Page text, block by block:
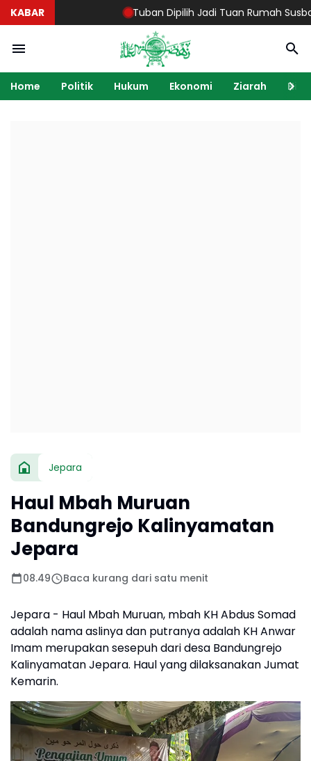
KABAR Tuban Dipilih Jadi Tuan Rumah Susbalan
Home Politik Hukum Ekonomi Ziarah
Jepara
Haul Mbah Muruan
Bandungrejo Kalinyamatan
Jepara
08.49 Baca kurang dari satu menit
Jepara - Haul Mbah Muruan, mbah KH Abdus Somad
adalah nama aslinya dan putranya adalah KH Anwar
Imam merupakan sesepuh dari desa Bandungrejo
Kalinyamatan Jepara. Haul yang dilaksanakan Jumat
Kemarin.